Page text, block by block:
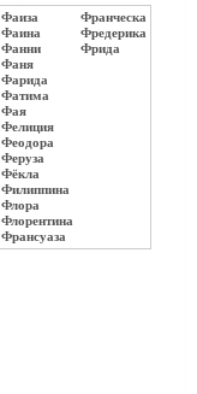
Фаиза
Фаина
Фанни
Фаня
Фарида
Фатима
Фая
Фелиция
Феодора
Феруза
Фёкла
Филиппина
Флора
Флорентина
Франсуаза
Франческа
Фредерика
Фрида